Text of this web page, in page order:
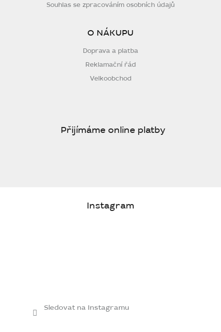
Souhlas se zpracováním osobních údajů
O NÁKUPU
Doprava a platba
Reklamační řád
Velkoobchod
Přijímáme online platby
Instagram
Sledovat na Instagramu